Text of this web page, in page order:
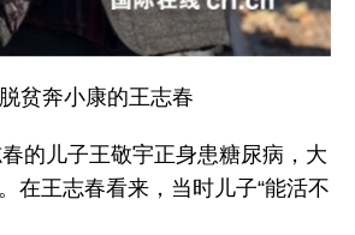
贫奔小康的王志春
儿子王敬宇正身患糖尿病，大
在王志春看来，当时儿子“能活不